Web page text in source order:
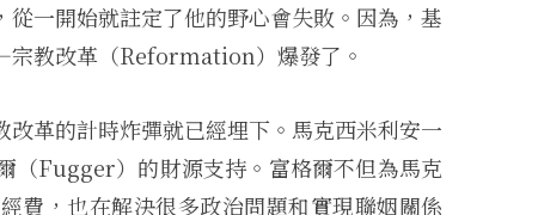
一開始就註定了他的野心會失敗。因為，基
宗教改革（Reformation）爆發了。
革的計時炸彈就已經埋下。馬克西米利安一
（Fugger）的財源支持。富格爾不但為馬克
費，也在解決很多政治問題和實現聯姻關係